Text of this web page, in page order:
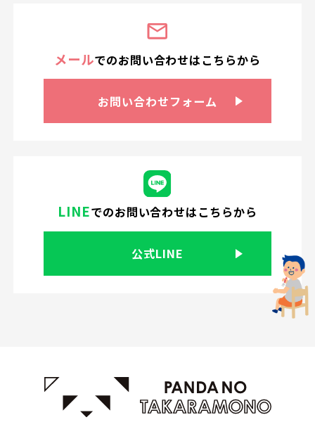
メールでのお問い合わせはこちらから
お問い合わせフォーム
LINEでのお問い合わせはこちらから
公式LINE